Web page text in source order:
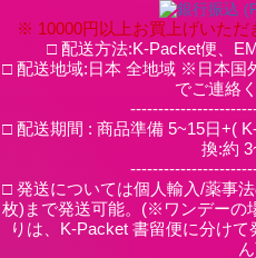
※ 10000円以上お買上げいただ
□ 配送方法:K-Packet便、
□ 配送地域:日本 全地域 ※日本国
でご連絡
□ 配送期間 : 商品準備 5~15日+(
換:約
□ 発送については個人輸入/薬事
枚)まで発送可能。(※ワンデーの
りは、K-Packet 書留便に分け